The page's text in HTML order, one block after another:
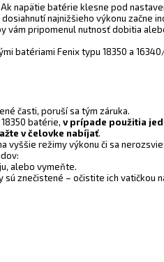
napätie batérie klesne pod
najnižšieho výkonu začne
vám pripomenul nutnosť dobitia
batériami Fenix typu 18350 a 16340/
časti, poruší sa tým záruka.
batérie, v prípade použitia
v čelovke nabíjať.
vyššie režimy výkonu či sa
alebo vymeňte.
sú znečistené – očistite ich vatičkou